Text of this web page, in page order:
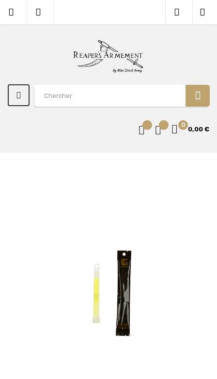
0
0,00 €